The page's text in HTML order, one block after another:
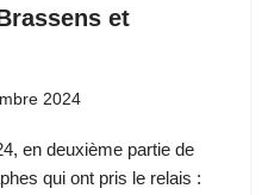
et
2024
en deuxième partie de
qui ont pris le relais :